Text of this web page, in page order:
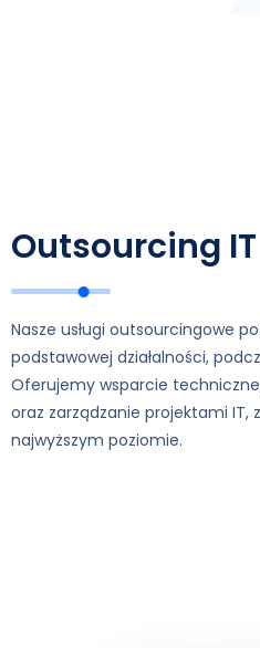
Outsourcing IT
Nasze usługi outsourcingowe
podstawowej działalności,
Oferujemy wsparcie
oraz zarządzanie projektami IT,
najwyższym poziomie.